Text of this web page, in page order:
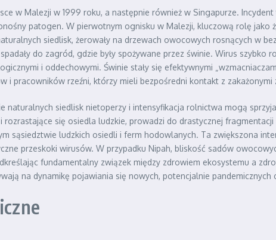
w Malezji w 1999 roku, a następnie również w Singapurze.
patogen. W pierwotnym ognisku w Malezji, kluczową rolę jako
siedlisk, żerowały na drzewach owocowych rosnących w
do zagród, gdzie były spożywane przez świnie. Wirus szybko
i oddechowymi. Świnie stały się efektywnymi
i pracowników rzeźni, którzy mieli bezpośredni kontakt z
naturalnych siedlisk nietoperzy i intensyfikacja rolnictwa mogą
się osiedla ludzkie, prowadzi do drastycznej
sąsiedztwie ludzkich osiedli i ferm hodowlanych. Ta zwiększona
przeskoki wirusów. W przypadku Nipah, bliskość sadów
fundamentalny związek między zdrowiem ekosystemu a
na dynamikę pojawiania się nowych, potencjalnie pandemicznych